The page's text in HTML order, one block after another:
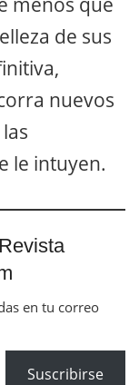
de sus
nuevos
le intuyen.
en tu correo
Suscribirse